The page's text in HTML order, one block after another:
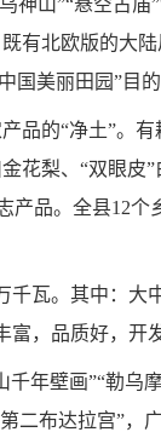
神山”“悬空古庙
有北欧版的大陆
国美丽田园”目的
品的“净土”。有
花梨、 “双眼皮”
产品。全县12个
千瓦。其中：大
富，品质好，开
千年壁画”“勒乌
第二布达拉宫”，